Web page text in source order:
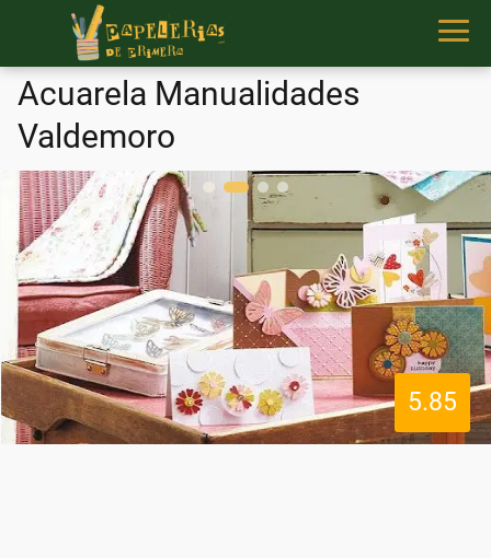
Acuarela Manualidades
Valdemoro
5.85